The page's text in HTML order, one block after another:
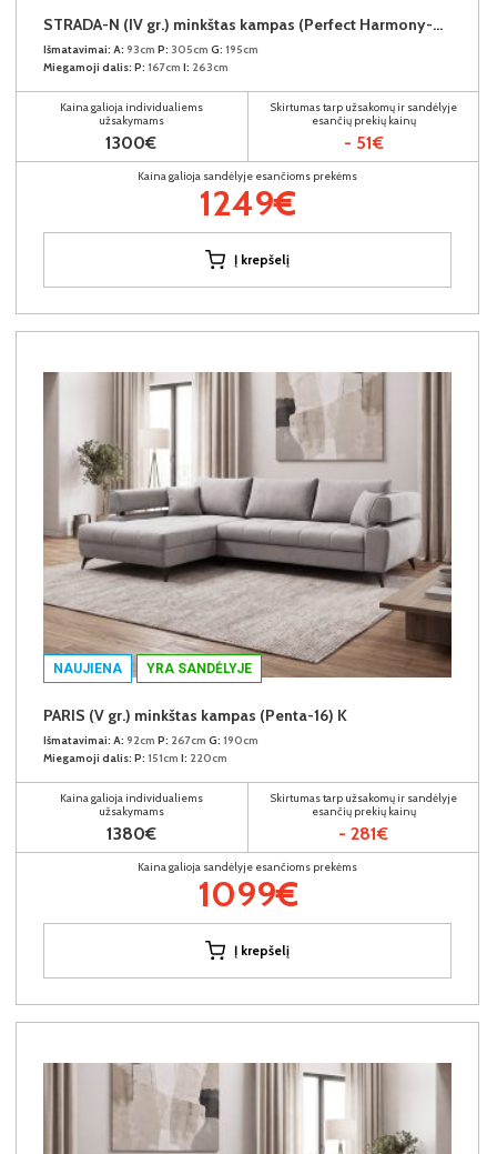
STRADA-N (IV gr.) minkštas kampas (Perfect Harmony-04) D
Išmatavimai: A: 93cm P: 305cm G: 195cm
Miegamoji dalis: P: 167cm I: 263cm
Kaina galioja individualiems
užsakymams
1300€
Skirtumas tarp užsakomų ir sandėlyje
esančių prekių kainų
- 51€
Kaina galioja sandėlyje esančioms prekėms
1249€
Į krepšelį
NAUJIENA YRA SANDĖLYJE
PARIS (V gr.) minkštas kampas (Penta-16) K
Išmatavimai: A: 92cm P: 267cm G: 190cm
Miegamoji dalis: P: 151cm I: 220cm
Kaina galioja individualiems
užsakymams
1380€
Skirtumas tarp užsakomų ir sandėlyje
esančių prekių kainų
- 281€
Kaina galioja sandėlyje esančioms prekėms
1099€
Į krepšelį